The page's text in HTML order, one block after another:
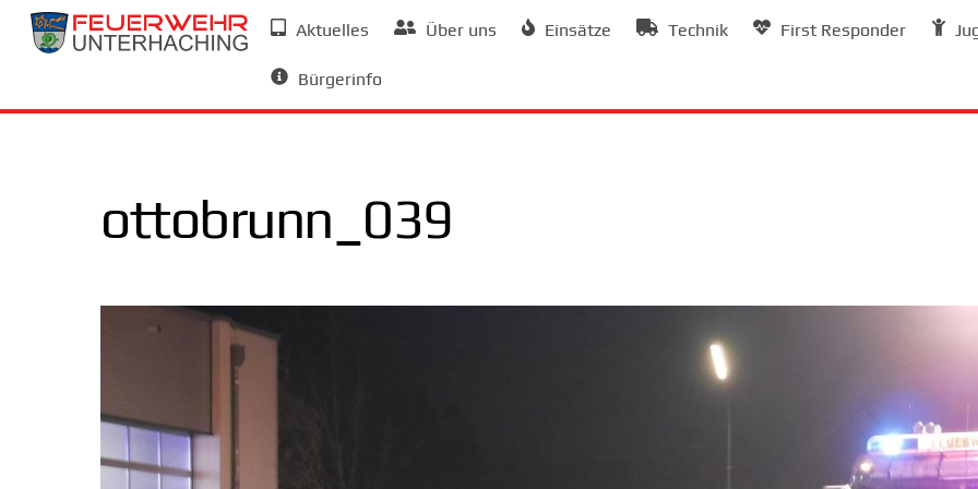
Skip
Aktuelles Über uns Einsätze Technik First Responder
Bürgerinfo
ottobrunn_039